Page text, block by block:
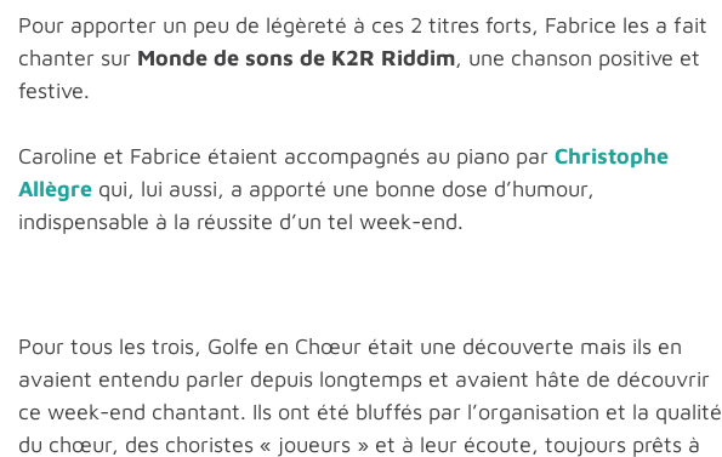
Pour apporter un peu de légèreté à ces 2 titres forts, Fabrice les a fait
chanter sur Monde de sons de K2R Riddim, une chanson positive et
festive.
Caroline et Fabrice étaient accompagnés au piano par Christophe
Allègre qui, lui aussi, a apporté une bonne dose d’humour,
indispensable à la réussite d’un tel week-end.
Pour tous les trois, Golfe en Chœur était une découverte mais ils en
avaient entendu parler depuis longtemps et avaient hâte de découvrir
ce week-end chantant. Ils ont été bluffés par l’organisation et la qualité
du chœur, des choristes « joueurs » et à leur écoute, toujours prêts à